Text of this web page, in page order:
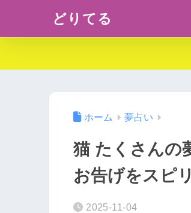
どりてる
ホーム 夢占い
猫 たくさんの
お告げをスピ
2025-11-04